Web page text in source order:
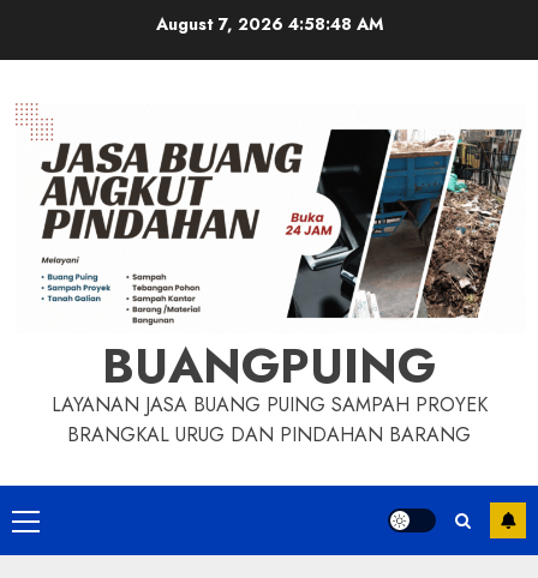
August 7, 2026 4:58:48 AM
BUANGPUING
LAYANAN JASA BUANG PUING SAMPAH PROYEK
BRANGKAL URUG DAN PINDAHAN BARANG
Primary
Menu